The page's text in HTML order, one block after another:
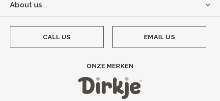
About us
CALL US EMAIL US
ONZE MERKEN